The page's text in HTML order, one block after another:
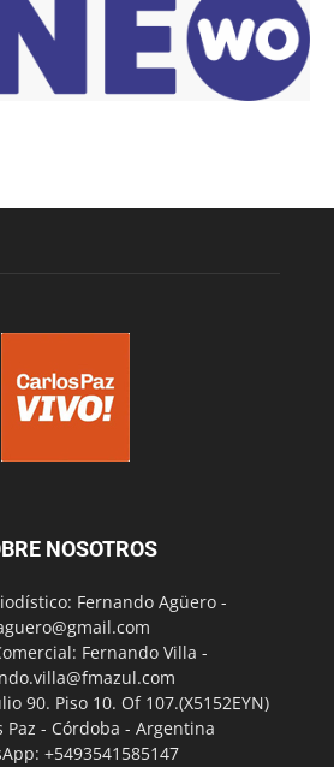
NOSOTROS
Fernando Agüero -
Fernando Villa -
90. Piso 10. Of 107.(X5152EYN)
Paz - Córdoba - Argentina
+5493541585147